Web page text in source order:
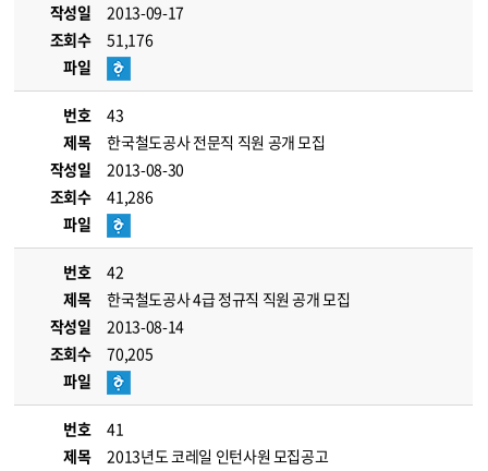
작성일
2013-09-17
조회수
51,176
파일
번호
43
제목
한국철도공사 전문직 직원 공개 모집
작성일
2013-08-30
조회수
41,286
파일
번호
42
제목
한국철도공사 4급 정규직 직원 공개 모집
작성일
2013-08-14
조회수
70,205
파일
번호
41
제목
2013년도 코레일 인턴사원 모집공고